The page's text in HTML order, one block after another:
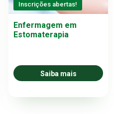
Inscrições abertas!
Enfermagem em
Estomaterapia
Saiba mais